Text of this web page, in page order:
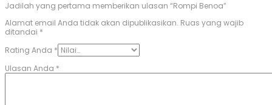
Jadilah yang pertama memberikan ulasan “Rompi Benoa”
Alamat email Anda tidak akan dipublikasikan. Ruas yang wajib
ditandai *
Rating Anda *
Ulasan Anda *